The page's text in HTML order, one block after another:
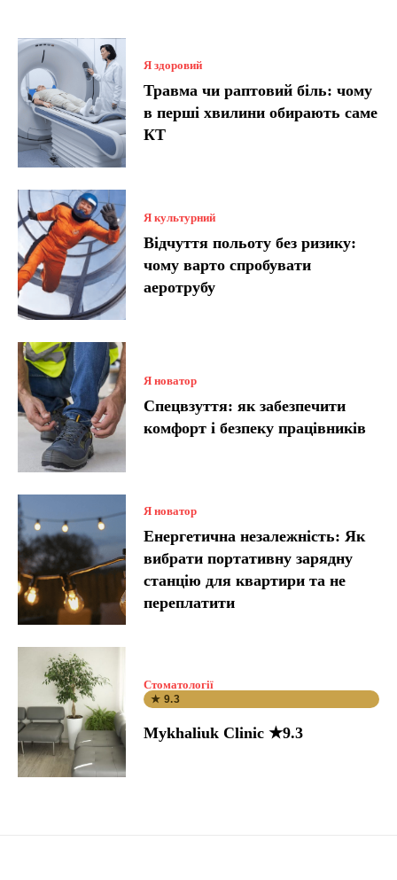
Я здоровий
Травма чи раптовий біль: чому
в перші хвилини обирають саме
КТ
Я культурний
Відчуття польоту без ризику:
чому варто спробувати
аеротрубу
Я новатор
Спецвзуття: як забезпечити
комфорт і безпеку працівників
Я новатор
Енергетична незалежність: Як
вибрати портативну зарядну
станцію для квартири та не
переплатити
Стоматології
★ 9.3
Mykhaliuk Clinic ★9.3